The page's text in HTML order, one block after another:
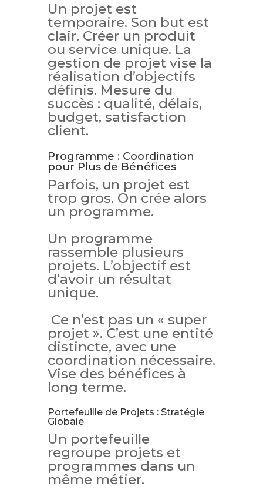
Un projet est
temporaire. Son but est
clair. Créer un produit
ou service unique. La
gestion de projet vise la
réalisation d’objectifs
définis. Mesure du
succès : qualité, délais,
budget, satisfaction
client.
Programme : Coordination
pour Plus de Bénéfices
Parfois, un projet est
trop gros. On crée alors
un programme.
Un programme
rassemble plusieurs
projets. L’objectif est
d’avoir un résultat
unique.
Ce n’est pas un « super
projet ». C’est une entité
distincte, avec une
coordination nécessaire.
Vise des bénéfices à
long terme.
Portefeuille de Projets : Stratégie
Globale
Un portefeuille
regroupe projets et
programmes dans un
même métier.